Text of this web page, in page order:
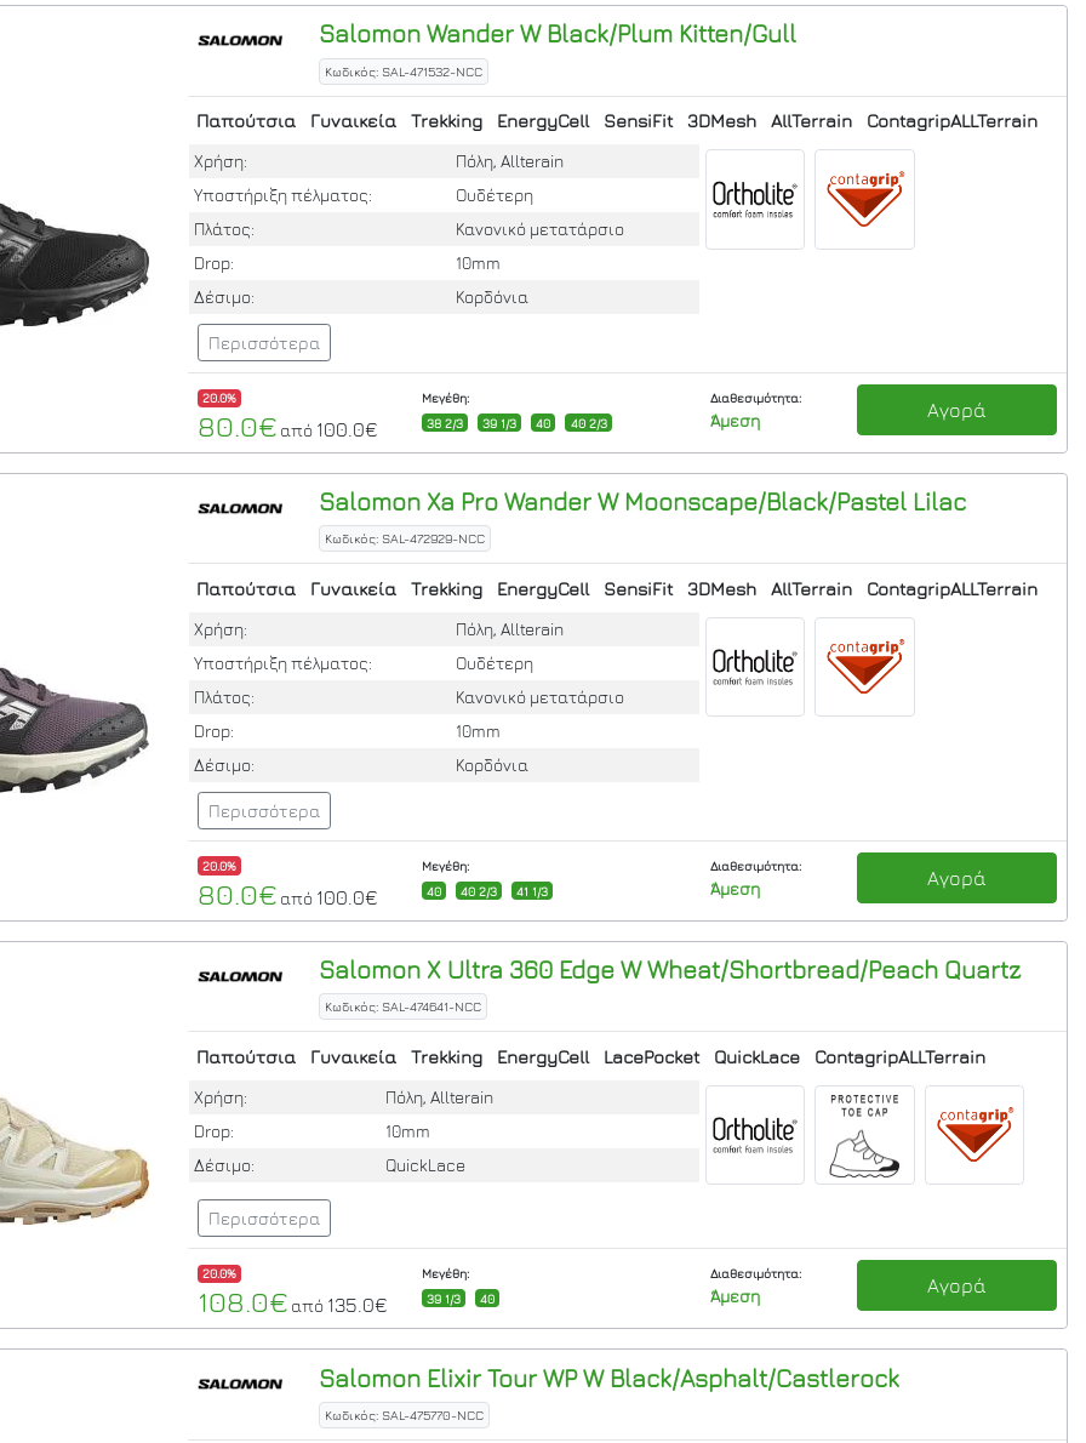
SalomonWander W Black/Plum Kitten/Gull
Κωδικός: SAL-471532-NCC
Παπούτσια Γυναικεία Trekking EnergyCell SensiFit 3DMesh AllTerrain ContagripALLTerrain
Χρήση:
Πόλη, Allterain
Υποστήριξη πέλματος:
Ουδέτερη
Πλάτος:
Κανονικό μετατάρσιο
Drop:
10mm
Δέσιμο:
Κορδόνια
Περισσότερα
20.0%
80.0€ από 100.0€
Μεγέθη:
38 2/3
39 1/3 40 40 2/3
Διαθεσιμότητα:
Άμεση Αγορά
SalomonXa Pro Wander W Moonscape/Black/Pastel Lilac
Κωδικός: SAL-472929-NCC
Παπούτσια Γυναικεία Trekking EnergyCell SensiFit 3DMesh AllTerrain ContagripALLTerrain
Χρήση:
Πόλη, Allterain
Υποστήριξη πέλματος:
Ουδέτερη
Πλάτος:
Κανονικό μετατάρσιο
Drop:
10mm
Δέσιμο:
Κορδόνια
Περισσότερα
20.0%
80.0€ από 100.0€
Μεγέθη:
40
40 2/3 41 1/3
Διαθεσιμότητα:
Άμεση Αγορά
SalomonX Ultra 360 Edge W Wheat/Shortbread/Peach Quartz
Κωδικός: SAL-474641-NCC
Παπούτσια Γυναικεία Trekking EnergyCell LacePocket QuickLace ContagripALLTerrain
Χρήση:
Πόλη, Allterain
Drop:
10mm
Δέσιμο:
QuickLace
Περισσότερα
20.0%
108.0€ από 135.0€
Μεγέθη:
39 1/3
40
Διαθεσιμότητα:
Άμεση Αγορά
SalomonElixir Tour WP W Black/Asphalt/Castlerock
Κωδικός: SAL-475770-NCC